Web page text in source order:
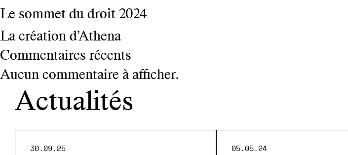
Le sommet du droit 2024
La création d’Athena
Commentaires récents
Aucun commentaire à afficher.
Actualités
30.09.25 05.05.24